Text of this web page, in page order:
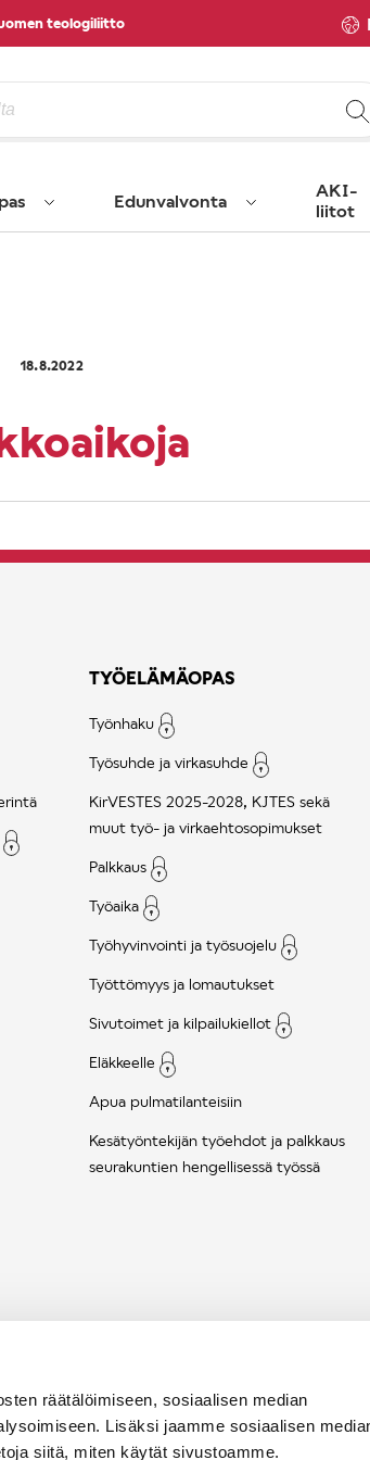
räätälöimiseen, sosiaalisen median
Lisäksi jaamme sosiaalisen
siitä, miten käytät sivustoamme.
teologiliitto
Edunvalvonta
AKI-
liitot
18.8.2022
TYÖELÄMÄOPAS
Työnhaku
Työsuhde ja virkasuhde
KirVESTES 2025-2028, KJTES sekä
muut työ- ja virkaehtosopimukset
Palkkaus
Työaika
Työhyvinvointi ja työsuojelu
Työttömyys ja lomautukset
Sivutoimet ja kilpailukiellot
Eläkkeelle
Apua pulmatilanteisiin
Kesätyöntekijän työehdot ja palkkaus
seurakuntien hengellisessä työssä